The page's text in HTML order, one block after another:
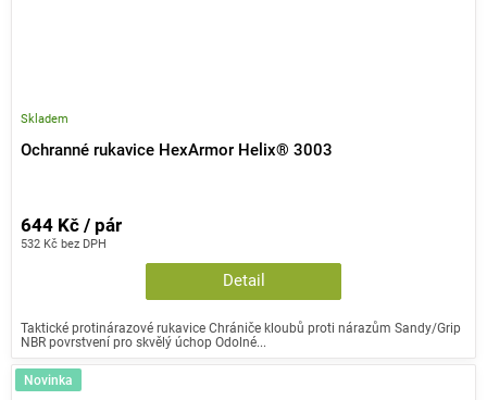
Ochranné rukavice HexArmor Helix® 3003
Skladem
532 Kč bez DPH
644 Kč / pár
Detail
Taktické protinárazové rukavice Chrániče kloubů proti nárazům Sandy/Grip
NBR povrstvení pro skvělý úchop Odolné...
Novinka